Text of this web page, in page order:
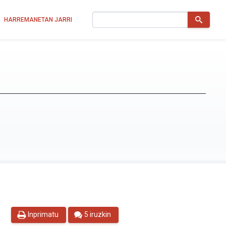
HARREMANETAN JARRI
Inprimatu 5 iruzkin